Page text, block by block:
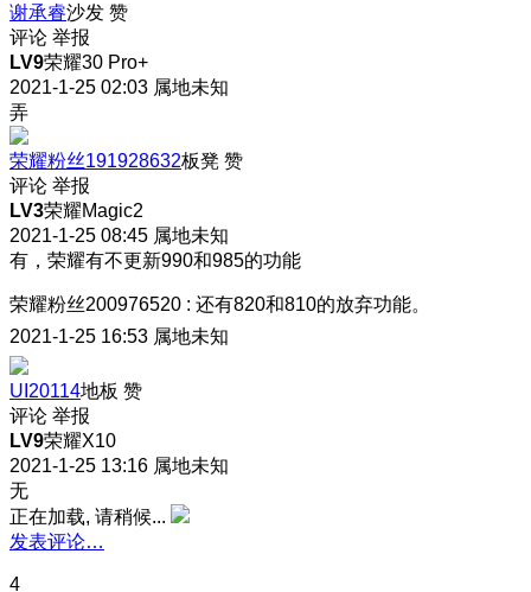
谢承睿沙发 赞
评论 举报
LV9荣耀30 Pro+
2021-1-25 02:03 属地未知
弄
荣耀粉丝191928632板凳 赞
评论 举报
LV3荣耀Magic2
2021-1-25 08:45 属地未知
有，荣耀有不更新990和985的功能
荣耀粉丝200976520 : 还有820和810的放弃功能。
2021-1-25 16:53 属地未知
UI20114地板 赞
评论 举报
LV9荣耀X10
2021-1-25 13:16 属地未知
无
正在加载, 请稍候...
发表评论…
4